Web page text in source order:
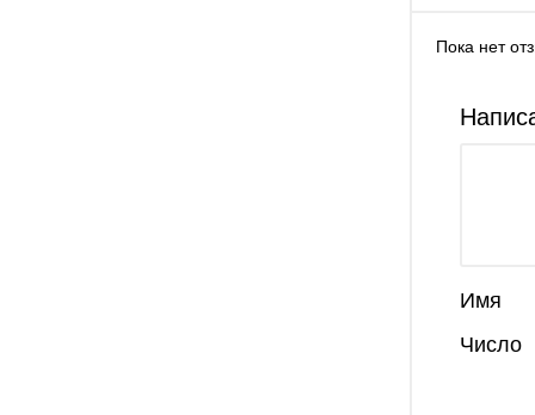
Пока нет
Имя
Число